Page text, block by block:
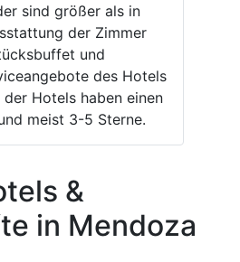
sind größer als in
der Zimmer
und
des Hotels
Hotels haben einen
meist 3-5 Sterne.
&
in Mendoza